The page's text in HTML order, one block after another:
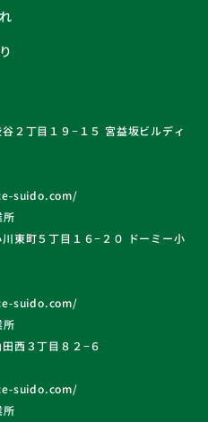
２丁目１９−１５ 宮益坂ビルディ
suido.com/
所
東町５丁目１６−２０ ドーミー小
suido.com/
所
西３丁目８２−６
suido.com/
所